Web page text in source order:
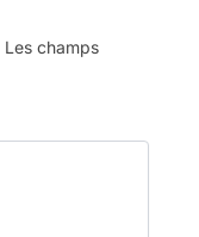
Les champs